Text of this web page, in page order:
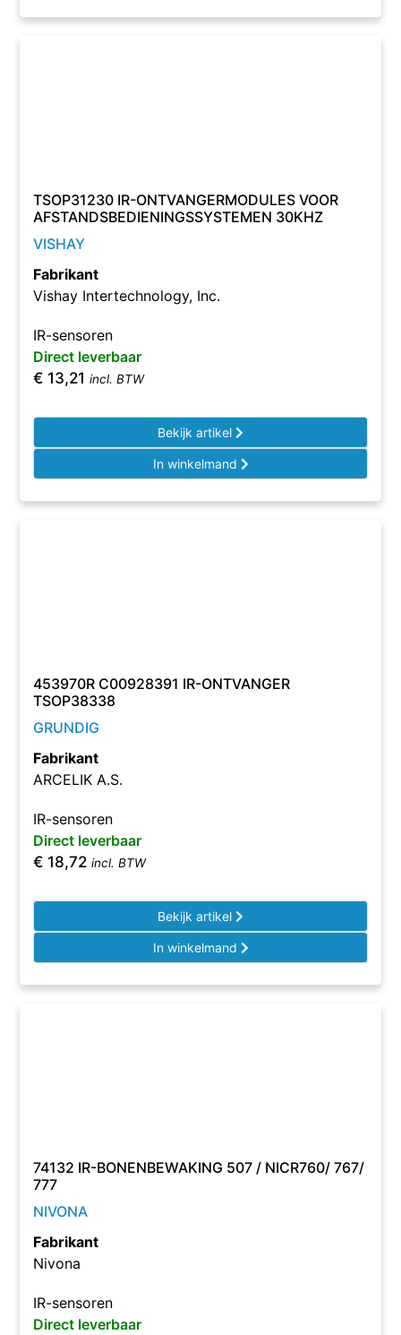
TSOP31230 IR-ONTVANGERMODULES VOOR
AFSTANDSBEDIENINGSSYSTEMEN 30KHZ
VISHAY
Fabrikant
Vishay Intertechnology, Inc.
IR-sensoren
Direct leverbaar
€ 13,21 incl. BTW
Bekijk artikel
In winkelmand
453970R C00928391 IR-ONTVANGER
TSOP38338
GRUNDIG
Fabrikant
ARCELIK A.S.
IR-sensoren
Direct leverbaar
€ 18,72 incl. BTW
Bekijk artikel
In winkelmand
74132 IR-BONENBEWAKING 507 / NICR760/ 767/
777
NIVONA
Fabrikant
Nivona
IR-sensoren
Direct leverbaar